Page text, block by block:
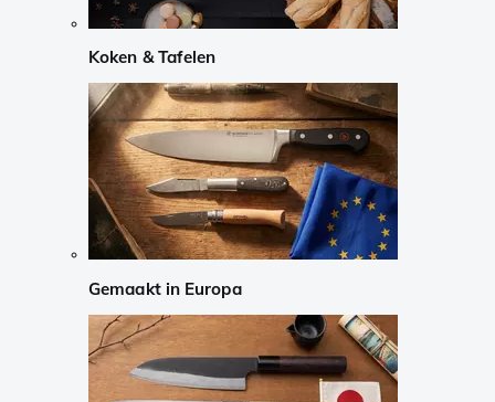
Koken & Tafelen
Gemaakt in Europa